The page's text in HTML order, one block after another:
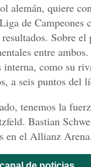
alemán, quiere
de Campeones
Sobre
entre
como su
a seis puntos del
tenemos la
Bastian
en el Allianz